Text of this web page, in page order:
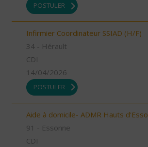
POSTULER
Infirmier Coordinateur SSIAD (H/F)
34 - Hérault
CDI
14/04/2026
POSTULER
Aide à domicile- ADMR Hauts
91 - Essonne
CDI